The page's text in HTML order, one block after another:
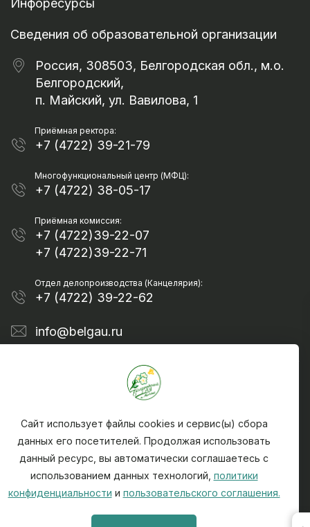
Инфоресурсы
Сведения об образовательной организации
Россия, 308503, Белгородская обл., м.о.
Белгородский,
п. Майский, ул. Вавилова, 1
Приёмная ректора:
+7 (4722) 39-21-79
Многофункциональный центр (МФЦ):
+7 (4722) 38-05-17
Приёмная комиссия:
+7 (4722)39-22-07
+7 (4722)39-22-71
Отдел делопроизводства (Канцелярия):
+7 (4722) 39-22-62
info@belgau.ru
Политика конфиденциальности
Чтобы сообщить о найденной на сайте ошибке -
выделите текст ошибки и нажмите CTRL + ENTER
Сайт использует файлы cookies и сервис(ы) сбора
данных его посетителей. Продолжая использовать
данный ресурс, вы автоматически соглашаетесь с
использованием данных технологий, политики
конфиденциальности и пользовательского соглашения.